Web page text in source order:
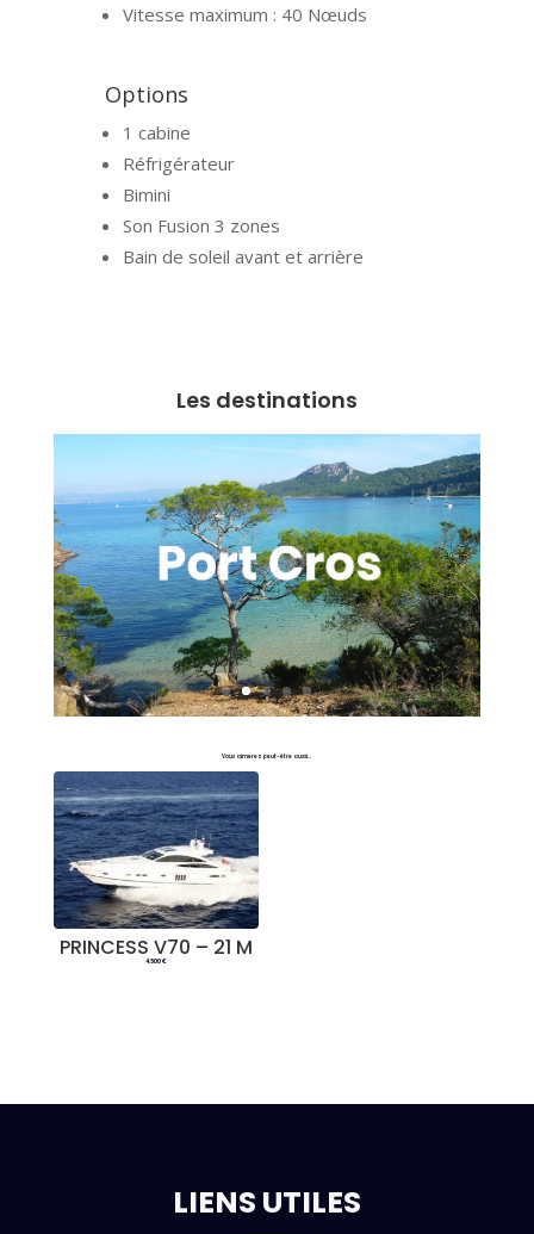
Vitesse maximum : 40 Nœuds
Options
1 cabine
Réfrigérateur
Bimini
Son Fusion 3 zones
Bain de soleil avant et arrière
Les destinations
Vous aimerez peut-être aussi…
PRINCESS V70 – 21 M
4.500€
LIENS UTILES